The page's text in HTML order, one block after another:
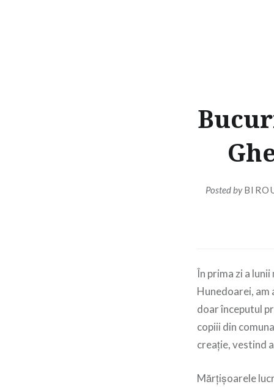
Posted by
În prima zi a
Hunedoarei,
doar începutul
copiii din
creație, vestind
Mărțișoarele